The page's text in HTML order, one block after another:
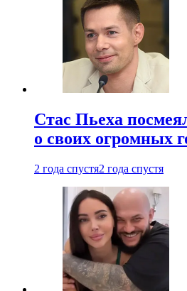
Стас Пьеха
о своих огромных
2 года спустя2 года спустя